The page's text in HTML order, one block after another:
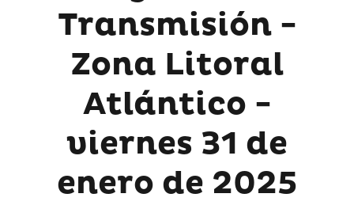
Transmisión -
Zona Litoral
Atlántico -
viernes 31 de
enero de 2025